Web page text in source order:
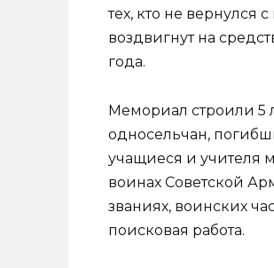
тех, кто не
воздвигнут на
года.
Мемориал строили 5
односельчан,
учащиеся и учителя
воинах Советской
званиях, воинских
поисковая работа.